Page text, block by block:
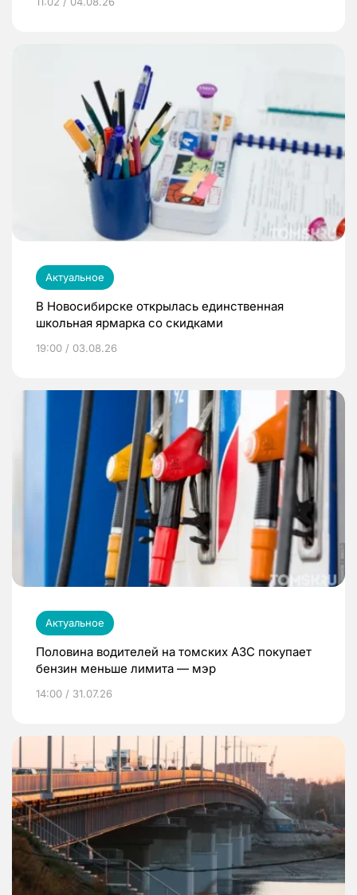
Актуальное
В Новосибирске открылась единственная
школьная ярмарка со скидками
19:00 / 03.08.26
Актуальное
Половина водителей на томских АЗС покупает
бензин меньше лимита — мэр
14:00 / 31.07.26